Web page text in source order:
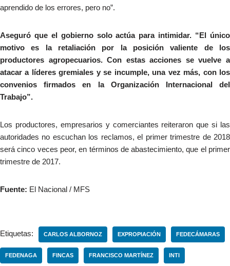
aprendido de los errores, pero no”.
Aseguró que el gobierno solo actúa para intimidar. “El único
motivo es la retaliación por la posición valiente de los
productores agropecuarios. Con estas acciones se vuelve a
atacar a líderes gremiales y se incumple, una vez más, con los
convenios firmados en la Organización Internacional del
Trabajo”.
Los productores, empresarios y comerciantes reiteraron que si las
autoridades no escuchan los reclamos, el primer trimestre de 2018
será cinco veces peor, en términos de abastecimiento, que el primer
trimestre de 2017.
Fuente: El Nacional / MFS
Etiquetas: CARLOS ALBORNOZ EXPROPIACIÓN FEDECÁMARAS
FEDENAGA FINCAS FRANCISCO MARTÍNEZ INTI